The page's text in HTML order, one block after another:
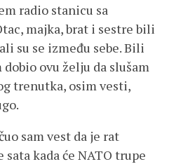
radio stanicu sa
majka, brat i sestre bili
su se između sebe. Bili
ovu želju da slušam
trenutka, osim vesti,
sam vest da je rat
kada će NATO trupe